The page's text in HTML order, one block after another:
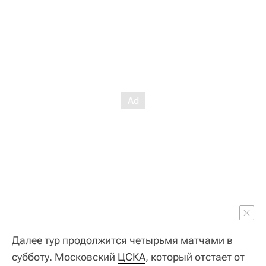
Далее тур продолжится четырьмя матчами в
субботу. Московский ЦСКА, который отстает от